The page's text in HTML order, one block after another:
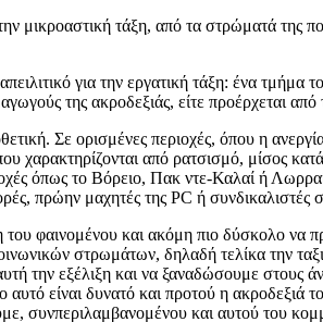
μικροαστική τάξη, από τα στρώματά της
για την εργατική τάξη: ένα
της ακροδεξιάς, είτε προέρχεται
Σε ορισμένες περιοχές, όπου η
χαρακτηρίζονται από ρατσισμό, μίσος
όπως το Βόρειο, Πακ ντε-Καλαί ή
πρώην μαχητές της PC ή συνδικαλιστές
φαινομένου και ακόμη πιο δύσκολο να
στρωμάτων, δηλαδή τελίκα την
την εξέλιξη και να ξαναδώσουμε στους
είναι δυνατό και προτού η
συνπεριλαμβανομένου και αυτού του